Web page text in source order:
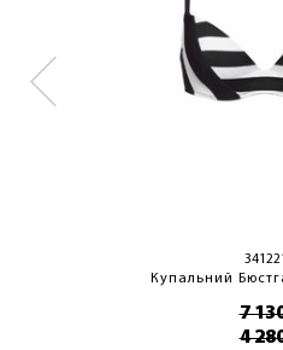
Купальний
7
4